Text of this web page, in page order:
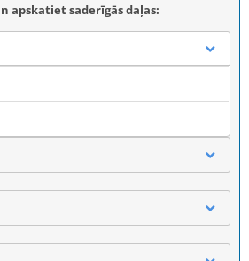
apskatiet saderīgās daļas: